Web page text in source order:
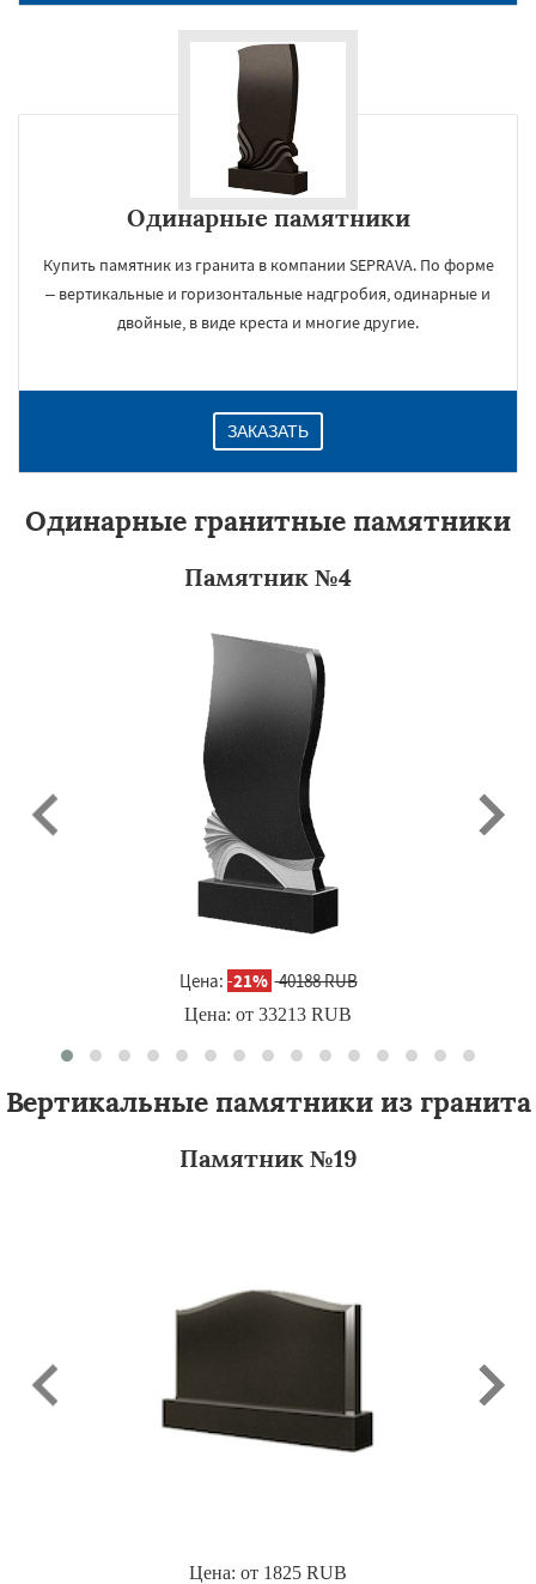
Одинарные памятники
Купить памятник из гранита в компании SEPRAVA. По форме
– вертикальные и горизонтальные надгробия, одинарные и
двойные, в виде креста и многие другие.
ЗАКАЗАТЬ
Одинарные гранитные памятники
Памятник №4
Цена: -21% 40188 RUB
Цена: от 33213 RUB
Вертикальные памятники из гранита
Памятник №19
Цена: от 1825 RUB